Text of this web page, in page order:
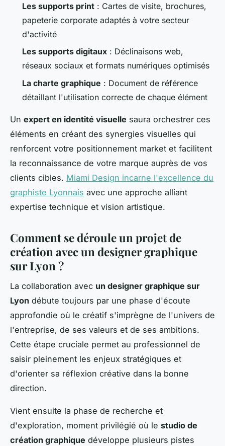
Les supports print : Cartes de visite, brochures,
papeterie corporate adaptés à votre secteur
d'activité
Les supports digitaux : Déclinaisons web,
réseaux sociaux et formats numériques optimisés
La charte graphique : Document de référence
détaillant l'utilisation correcte de chaque élément
Un expert en identité visuelle saura orchestrer ces
éléments en créant des synergies visuelles qui
renforcent votre positionnement market et facilitent
la reconnaissance de votre marque auprès de vos
clients cibles. Miami Design incarne l'excellence du
graphiste Lyonnais avec une approche alliant
expertise technique et vision artistique.
Comment se déroule un projet de
création avec un designer graphique
sur Lyon ?
La collaboration avec un designer graphique sur
Lyon débute toujours par une phase d'écoute
approfondie où le créatif s'imprègne de l'univers de
l'entreprise, de ses valeurs et de ses ambitions.
Cette étape cruciale permet au professionnel de
saisir pleinement les enjeux stratégiques et
d'orienter sa réflexion créative dans la bonne
direction.
Vient ensuite la phase de recherche et
d'exploration, moment privilégié où le studio de
création graphique développe plusieurs pistes